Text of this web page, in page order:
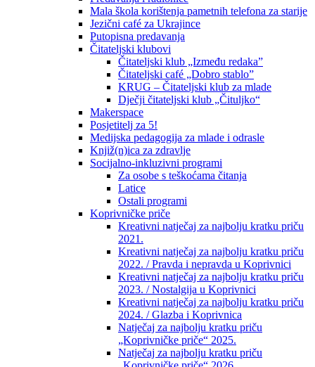
Mala škola korištenja pametnih telefona za starije
Jezični café za Ukrajince
Putopisna predavanja
Čitateljski klubovi
Čitateljski klub „Između redaka”
Čitateljski café „Dobro stablo”
KRUG – Čitateljski klub za mlade
Dječji čitateljski klub „Čituljko“
Makerspace
Posjetitelj za 5!
Medijska pedagogija za mlade i odrasle
Knjiž(n)ica za zdravlje
Socijalno-inkluzivni programi
Za osobe s teškoćama čitanja
Latice
Ostali programi
Koprivničke priče
Kreativni natječaj za najbolju kratku priču
2021.
Kreativni natječaj za najbolju kratku priču
2022. / Pravda i nepravda u Koprivnici
Kreativni natječaj za najbolju kratku priču
2023. / Nostalgija u Koprivnici
Kreativni natječaj za najbolju kratku priču
2024. / Glazba i Koprivnica
Natječaj za najbolju kratku priču
„Koprivničke priče“ 2025.
Natječaj za najbolju kratku priču